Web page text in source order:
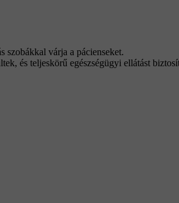
szobákkal várja a pácienseket.
és teljeskörű egészségügyi ellátást